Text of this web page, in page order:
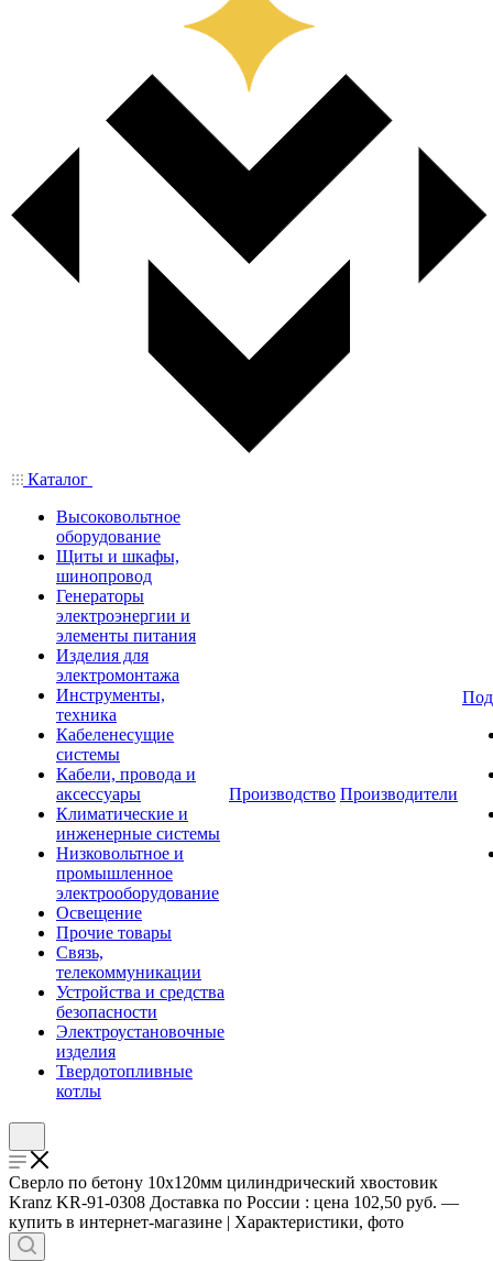
Каталог
Высоковольтное
оборудование
Щиты и шкафы,
шинопровод
Генераторы
электроэнергии и
элементы питания
Изделия для
электромонтажа
Инструменты,
техника
Кабеленесущие
системы
Кабели, провода и
аксессуары
Климатические и
инженерные системы
Низковольтное и
промышленное
электрооборудование
Освещение
Прочие товары
Связь,
телекоммуникации
Устройства и средства
безопасности
Электроустановочные
изделия
Твердотопливные
котлы
Производство Производители
Сверло по бетону 10х120мм цилиндрический хвостовик
Kranz KR-91-0308 Доставка по России : цена 102,50 руб. —
купить в интернет-магазине | Характеристики, фото